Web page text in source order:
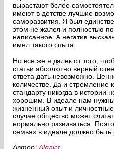
вырастают более
имеют в детстве лучшие
саморазвития. Я был
этом не жалел и полностью
написанное. А негатив
имел такого опыта.
Но все же я далек от того,
статьи абсолютно верный
ответа дать невозможно.
количестве. Да и стремление
стандарту никогда в истории
хорошим. В идеале нам
жизненный опыт и личностные
случае общество может
нормально развиваться.
семьях в идеале должно быть
Автор: Algalat